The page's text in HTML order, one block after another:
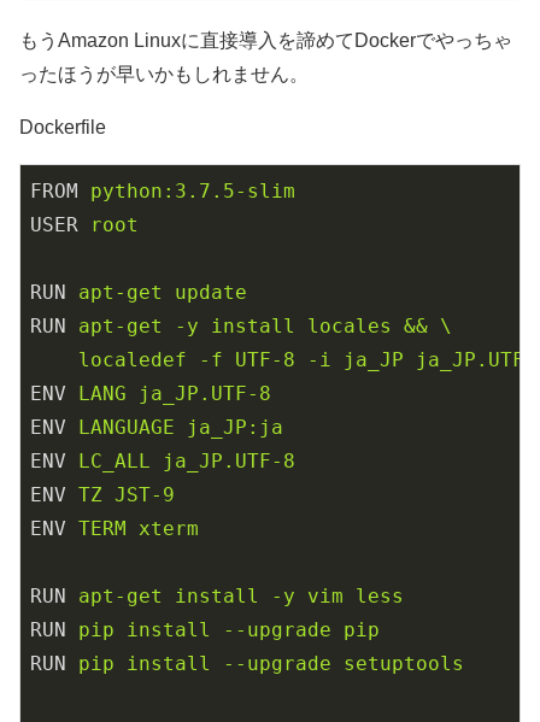
もうAmazon Linuxに直接導入を諦めてDockerでやっちゃ
ったほうが早いかもしれません。
Dockerfile
FROM
python:3.7.5-slim
USER
root
RUN
apt-get update
RUN
apt-get -y install locales && \
localedef -f UTF-8 -i ja_JP
ENV
LANG ja_JP.UTF-8
ENV
LANGUAGE ja_JP:ja
ENV
LC_ALL ja_JP.UTF-8
ENV TZ JST-9
ENV TERM xterm
RUN
apt-get install -y vim less
RUN
pip install --upgrade pip
RUN
pip install --upgrade setuptools